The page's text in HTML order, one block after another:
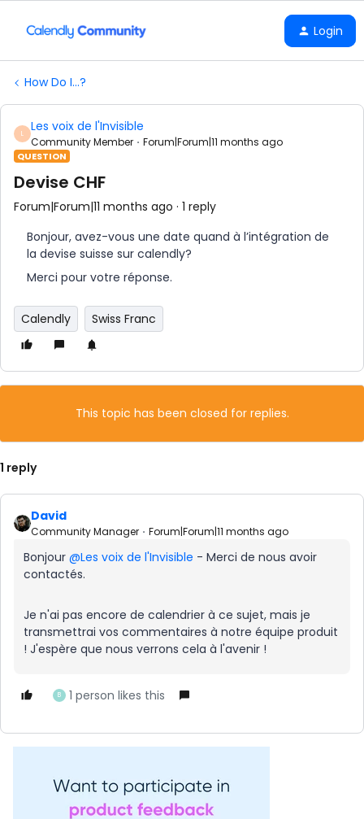
Login
How Do I...?
L Les voix de l'Invisible
Community Member Forum|Forum|11 months ago
QUESTION
Devise CHF
Forum|Forum|11 months ago 1 reply
Bonjour, avez-vous une date quand à l’intégration de
la devise suisse sur calendly?
Merci pour votre réponse.
Calendly Swiss Franc
This topic has been closed for replies.
1 reply
David
Community Manager Forum|Forum|11 months ago
Bonjour ​ @Les voix de l'Invisible - Merci de nous avoir
contactés.
Je n'ai pas encore de calendrier à ce sujet, mais je
transmettrai vos commentaires à notre équipe produit
! J'espère que nous verrons cela à l'avenir !
B 1 person likes this